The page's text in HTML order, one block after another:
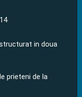
in doua
prieteni de la